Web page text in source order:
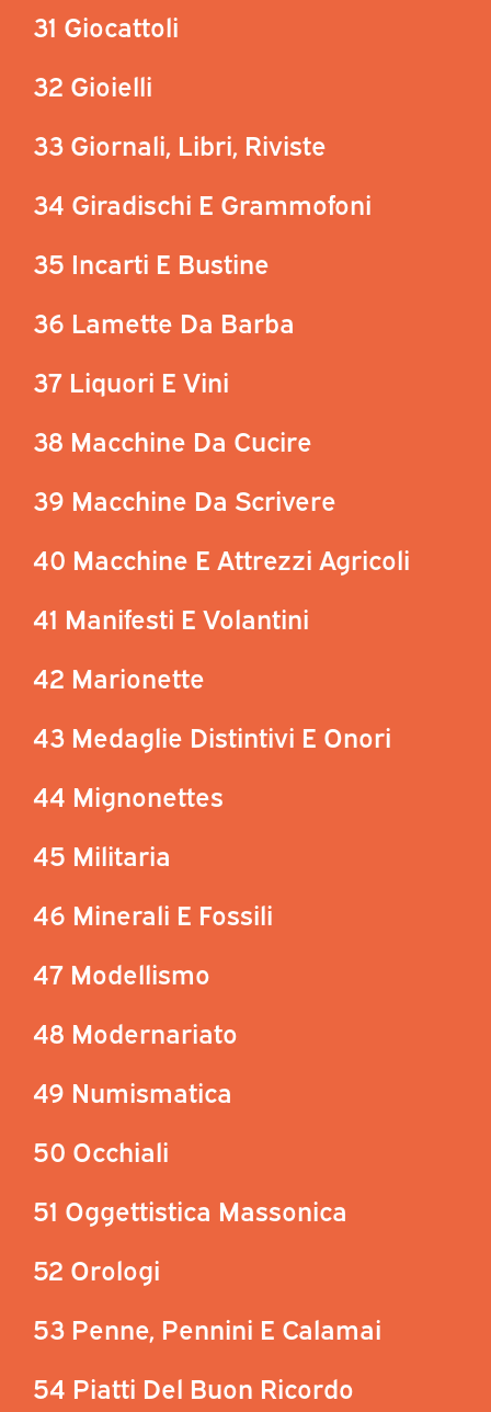
31 Giocattoli
32 Gioielli
33 Giornali, Libri, Riviste
34 Giradischi E Grammofoni
35 Incarti E Bustine
36 Lamette Da Barba
37 Liquori E Vini
38 Macchine Da Cucire
39 Macchine Da Scrivere
40 Macchine E Attrezzi Agricoli
41 Manifesti E Volantini
42 Marionette
43 Medaglie Distintivi E Onori
44 Mignonettes
45 Militaria
46 Minerali E Fossili
47 Modellismo
48 Modernariato
49 Numismatica
50 Occhiali
51 Oggettistica Massonica
52 Orologi
53 Penne, Pennini E Calamai
54 Piatti Del Buon Ricordo